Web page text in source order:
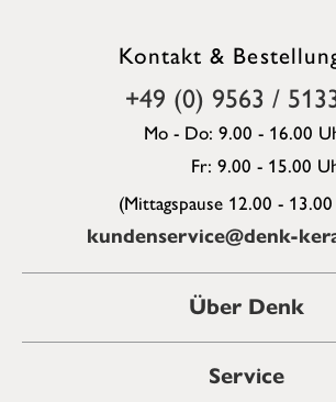
Kontakt &
+49 (0) 9563 /
Mo - Do: 9.00 - 16.00
Fr: 9.00 - 15.00
(Mittagspause 12.00 -
kundenservice@denk-
Über Denk
Service